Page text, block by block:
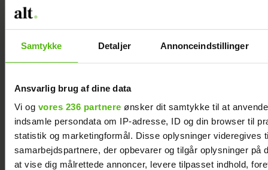
Samtykke Detaljer Annonceindstillinger
Ansvarlig brug af dine data
Vi og vores 236 partnere ønsker dit samtykke til at
indsamle persondata om IP-adresse, ID og din browser til
statistik og marketingformål. Disse oplysninger videregives
samarbejdspartnere, der opbevarer og tilgår oplysninger på
at vise dig målrettede annoncer, levere tilpasset indhold,
Stjernetegn: Sådan er Vægten